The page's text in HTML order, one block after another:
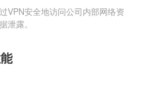
VPN安全地访问公司内部网络资
泄露。